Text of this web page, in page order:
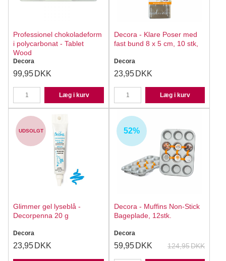
Professionel chokoladeform
i polycarbonat - Tablet
Wood
Decora
99,95 DKK
Læg i kurv
Decora - Klare Poser med
fast bund 8 x 5 cm, 10 stk,
Decora
23,95 DKK
Læg i kurv
UDSOLGT
Glimmer gel lyseblå -
Decorpenna 20 g
Decora
23,95 DKK
52%
Decora - Muffins Non-Stick
Bageplade, 12stk.
Decora
124,95DKK
59,95 DKK